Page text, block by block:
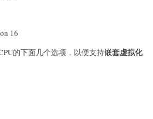
16
的下面几个选项，以便支持嵌套虚拟化